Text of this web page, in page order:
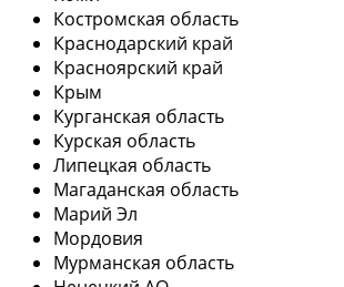
Костромская область
Краснодарский край
Красноярский край
Крым
Курганская область
Курская область
Липецкая область
Магаданская область
Марий Эл
Мордовия
Мурманская область